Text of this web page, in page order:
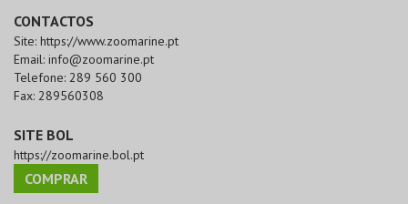
CONTACTOS
Site: https://www.zoomarine.pt
Email: info@zoomarine.pt
Telefone: 289 560 300
Fax: 289560308
SITE BOL
https://zoomarine.bol.pt
COMPRAR